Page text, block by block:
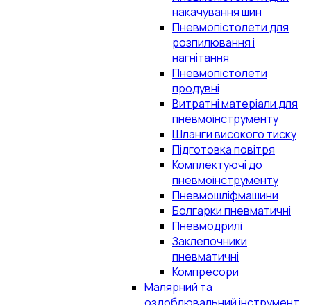
накачування шин
Пневмопістолети для
розпилювання і
нагнітання
Пневмопістолети
продувні
Витратні матеріали для
пневмоінструменту
Шланги високого тиску
Підготовка повітря
Комплектуючі до
пневмоінструменту
Пневмошліфмашини
Болгарки пневматичні
Пневмодрилі
Заклепочники
пневматичні
Компресори
Малярний та